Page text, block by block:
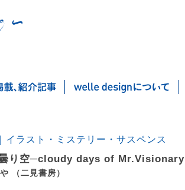
イラスト・ミステリー・サスペンス
り空─cloudy days of Mr.Visionary
（二見書房）